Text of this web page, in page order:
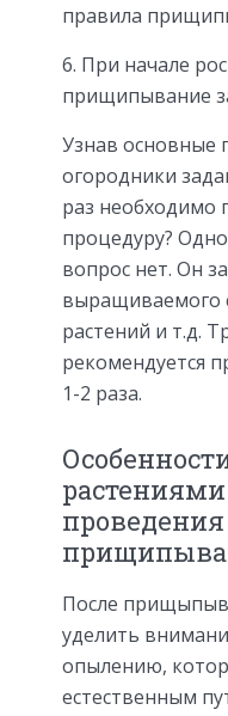
правила
6. При начале
прищипывание
Узнав основные
огородники
раз необходимо
процедуру?
вопрос нет. Он
выращиваемого
растений и т.д.
рекомендуется
1-2 раза.
После
уделить
опылению,
естественным